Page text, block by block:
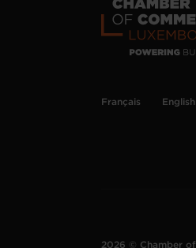
Français English
2026 © Chamber of